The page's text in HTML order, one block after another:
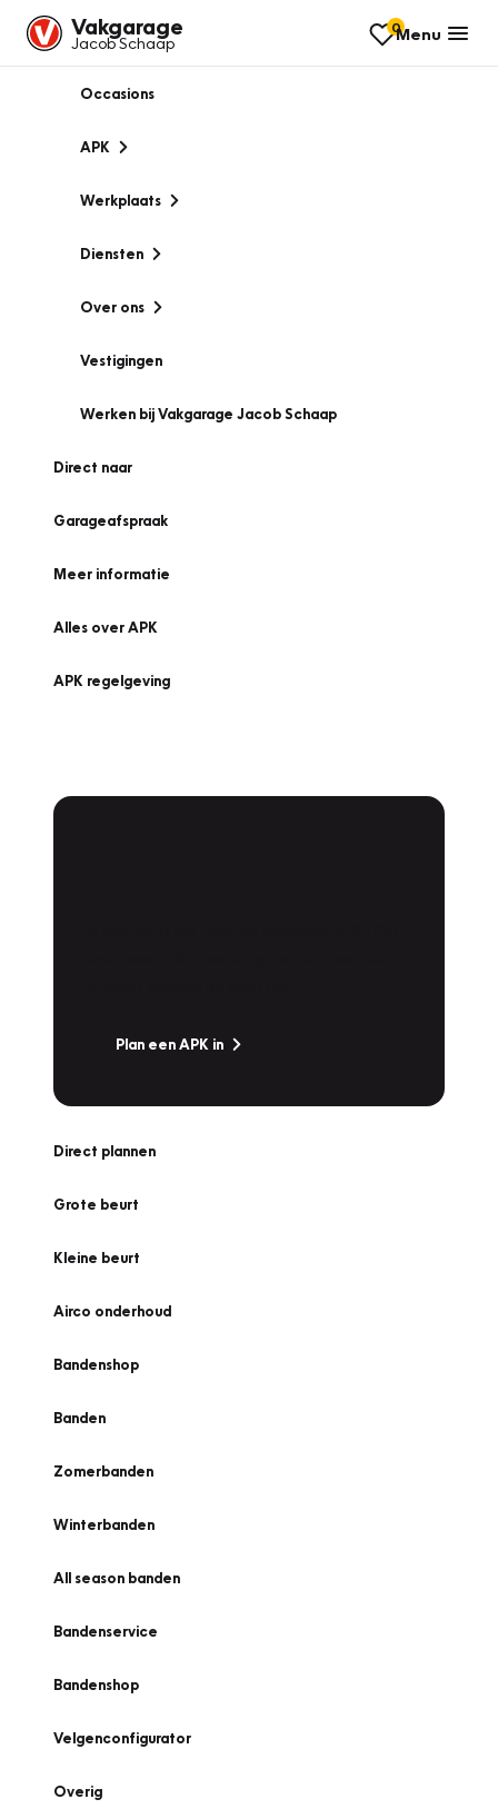
Vakgarage
Jacob Schaap
0Menu
Occasions
APK
Werkplaats
Diensten
Over ons
Vestigingen
Werken bij Vakgarage Jacob Schaap
Direct naar
Garageafspraak
Meer informatie
Alles over APK
APK regelgeving
Plan een APK in
Direct plannen
Grote beurt
Kleine beurt
Airco onderhoud
Bandenshop
Banden
Zomerbanden
Winterbanden
All season banden
Bandenservice
Bandenshop
Velgenconfigurator
Overig